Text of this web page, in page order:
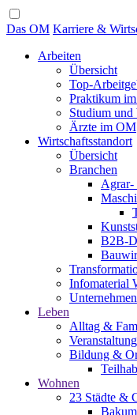
Das OM Karriere &
Arbeiten
Übersicht
Top-
Praktikum
Studium
Ärzte im OM
Wirtschaftsstandort
Übersicht
Branchen
Agrar-
B2B-
Infomaterial
Leben
Alltag &
Bildung &
Wohnen
23 Städte &
Bakum